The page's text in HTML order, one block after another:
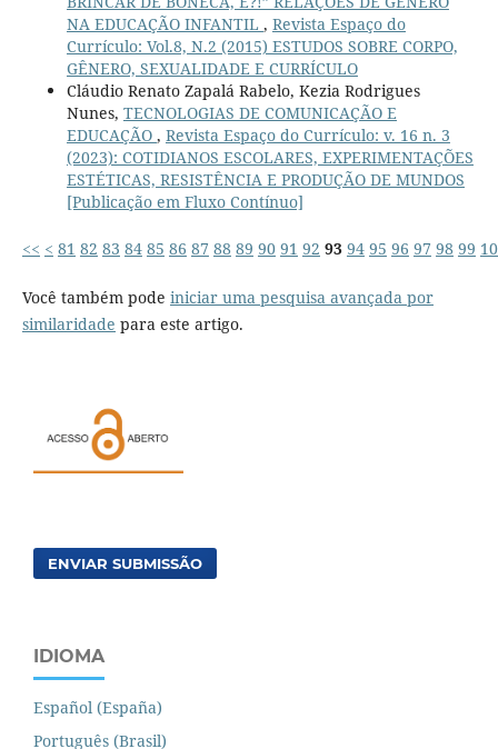
NA EDUCAÇÃO INFANTIL , Revista Espaço do
Currículo: Vol.8, N.2 (2015) ESTUDOS SOBRE CORPO,
GÊNERO, SEXUALIDADE E CURRÍCULO
Cláudio Renato Zapalá Rabelo, Kezia Rodrigues
Nunes, TECNOLOGIAS DE COMUNICAÇÃO E
EDUCAÇÃO , Revista Espaço do Currículo: v. 16 n. 3
(2023): COTIDIANOS ESCOLARES, EXPERIMENTAÇÕES
ESTÉTICAS, RESISTÊNCIA E PRODUÇÃO DE MUNDOS
[Publicação em Fluxo Contínuo]
<< < 81 82 83 84 85 86 87 88 89 90 91 92 93 94 95 96 97 98 99
Você também pode iniciar uma pesquisa avançada por
similaridade para este artigo.
ENVIAR SUBMISSÃO
IDIOMA
Español (España)
Português (Brasil)